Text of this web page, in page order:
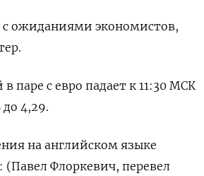
​с ​ожиданиями ‌экономистов,
паре с евро падает к 11:30 МСК
⁠до 4,29.
на ‌английском языке
(Павел ​Флоркевич, перевел